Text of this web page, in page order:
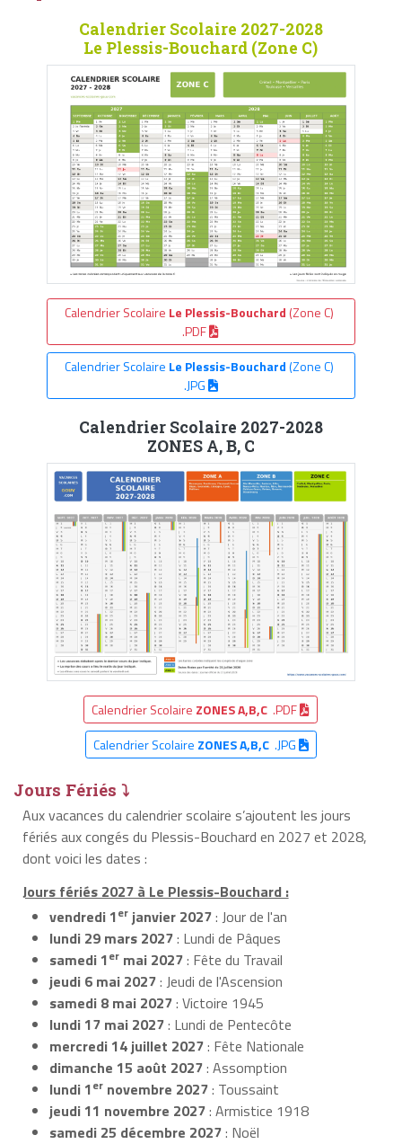
Calendrier Scolaire 2027-2028
Le Plessis-Bouchard (Zone C)
Calendrier Scolaire Le Plessis-Bouchard (Zone C)
.PDF
Calendrier Scolaire Le Plessis-Bouchard(Zone C)
.JPG
Calendrier Scolaire 2027-2028
ZONES A, B, C
Calendrier Scolaire ZONES A,B,C .PDF
Calendrier Scolaire ZONES A,B,C.JPG
Jours Fériés ⤵
Aux vacances du calendrier scolaire s’ajoutent les jours
fériés aux congés du Plessis-Bouchard en 2027 et 2028,
dont voici les dates :
Jours fériés 2027 à Le Plessis-Bouchard :
vendredi 1er janvier 2027: Jour de l'an
lundi 29 mars 2027: Lundi de Pâques
samedi 1er mai 2027: Fête du Travail
jeudi 6 mai 2027: Jeudi de l'Ascension
samedi 8 mai 2027: Victoire 1945
lundi 17 mai 2027: Lundi de Pentecôte
mercredi 14 juillet 2027: Fête Nationale
dimanche 15 août 2027: Assomption
lundi 1er novembre 2027: Toussaint
jeudi 11 novembre 2027: Armistice 1918
samedi 25 décembre 2027: Noël